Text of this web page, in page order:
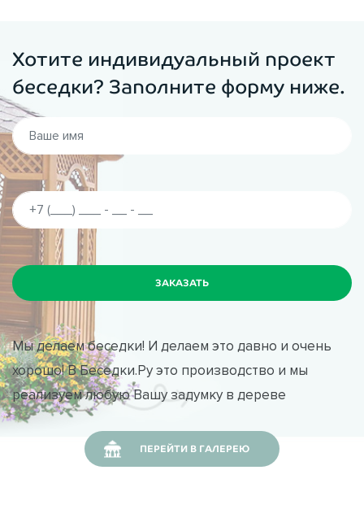
Хотите индивидуальный проект
беседки? Заполните форму ниже.
Мы делаем беседки! И делаем это давно и очень
хорошо! В Беседки.Ру это производство и мы
реализуем любую Вашу задумку в дереве
ПЕРЕЙТИ В ГАЛЕРЕЮ